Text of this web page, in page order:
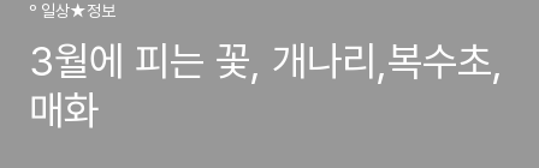
º 일상★정보
3월에 피는 꽃, 개나리,복수초,
매화